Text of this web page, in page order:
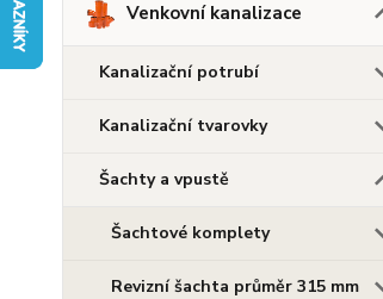
Venkovní kanalizace
Kanalizační potrubí
Kanalizační tvarovky
Šachty a vpustě
Šachtové komplety
Revizní šachta průměr 315 mm